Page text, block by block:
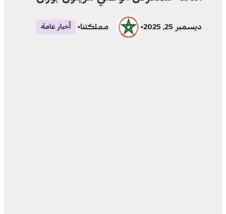
ديسمبر 25, 2025 • مملكتنا• أخبار عامة